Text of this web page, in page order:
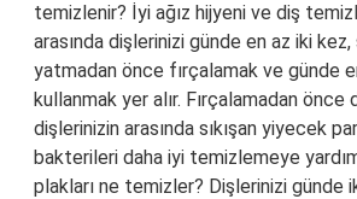
temizlenir? İyi ağız hijyeni ve diş
arasında dişlerinizi günde en az iki kez,
yatmadan önce fırçalamak ve günde
kullanmak yer alır. Fırçalamadan önce
dişlerinizin arasında sıkışan yiyecek
bakterileri daha iyi temizlemeye
plakları ne temizler? Dişlerinizi günde